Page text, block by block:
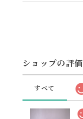
ショップの評価
すべて